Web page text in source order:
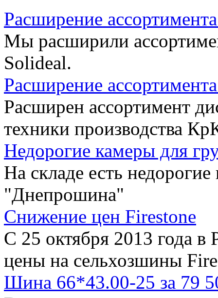
Расширение
Мы расширили
Solideal.
Расширение
Расширен ассортимент
техники производства
Недорогие камеры для
На складе есть
"Днепрошина"
Снижение цен Firestone
С 25 октября 2013 года в
цены на сельхозшины
Шина 66*43.00-25 за 79